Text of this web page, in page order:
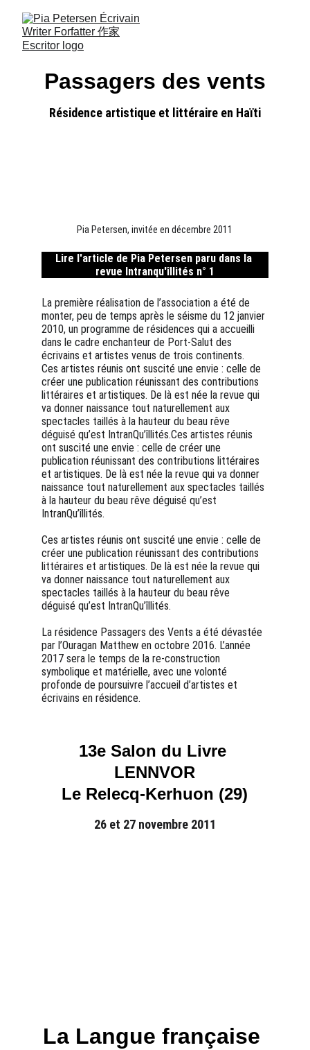
Passagers des vents
Résidence artistique et littéraire en Haïti
Pia Petersen, invitée en décembre 2011
Lire l'article de Pia Petersen paru dans la
revue Intranqu'îllités n° 1
La première réalisation de l’association a été de
monter, peu de temps après le séisme du 12 janvier
2010, un programme de résidences qui a accueilli
dans le cadre enchanteur de Port-Salut des
écrivains et artistes venus de trois continents.
Ces artistes réunis ont suscité une envie : celle de
créer une publication réunissant des contributions
littéraires et artistiques. De là est née la revue qui
va donner naissance tout naturellement aux
spectacles taillés à la hauteur du beau rêve
déguisé qu’est IntranQu’îllités.Ces artistes réunis
ont suscité une envie : celle de créer une
publication réunissant des contributions littéraires
et artistiques. De là est née la revue qui va donner
naissance tout naturellement aux spectacles taillés
à la hauteur du beau rêve déguisé qu’est
IntranQu’îllités.
Ces artistes réunis ont suscité une envie : celle de
créer une publication réunissant des contributions
littéraires et artistiques. De là est née la revue qui
va donner naissance tout naturellement aux
spectacles taillés à la hauteur du beau rêve
déguisé qu’est IntranQu’îllités.
La résidence Passagers des Vents a été dévastée
par l’Ouragan Matthew en octobre 2016. L’année
2017 sera le temps de la re-construction
symbolique et matérielle, avec une volonté
profonde de poursuivre l’accueil d’artistes et
écrivains en résidence.
13e Salon du Livre
LENNVOR
Le Relecq-Kerhuon (29)
26 et 27 novembre 2011
La Langue française